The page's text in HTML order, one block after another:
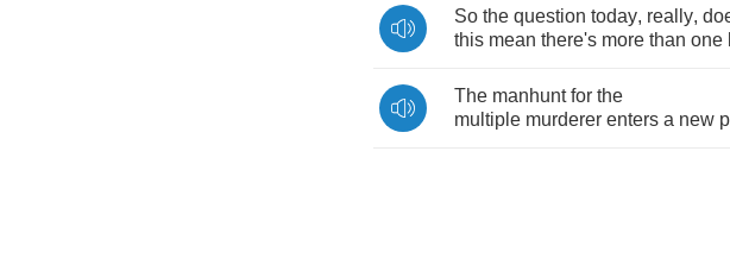
So the question today, really,
this mean there's more than one
The manhunt for the
multiple murderer enters a new